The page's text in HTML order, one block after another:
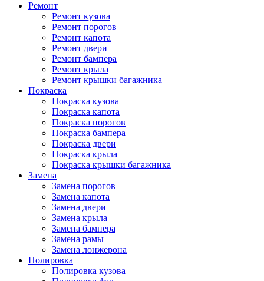
Ремонт
Ремонт кузова
Ремонт порогов
Ремонт капота
Ремонт двери
Ремонт бампера
Ремонт крыла
Ремонт крышки багажника
Покраска
Покраска кузова
Покраска капота
Покраска порогов
Покраска бампера
Покраска двери
Покраска крыла
Покраска крышки багажника
Замена
Замена порогов
Замена капота
Замена двери
Замена крыла
Замена бампера
Замена рамы
Замена лонжерона
Полировка
Полировка кузова